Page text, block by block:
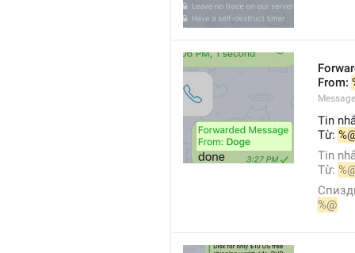
From:
Tin
Từ:
Tin
Từ:
%@